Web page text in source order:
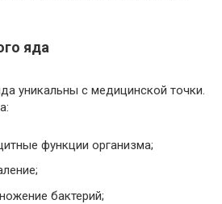
яда
уникальны с медицинской точки.
функции организма;
бактерий;